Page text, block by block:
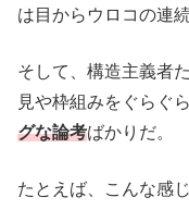
は目からウロコの連
そして、構造主義者
見や枠組みをぐらぐ
グな論考ばかりだ。
たとえば、こんな感じ